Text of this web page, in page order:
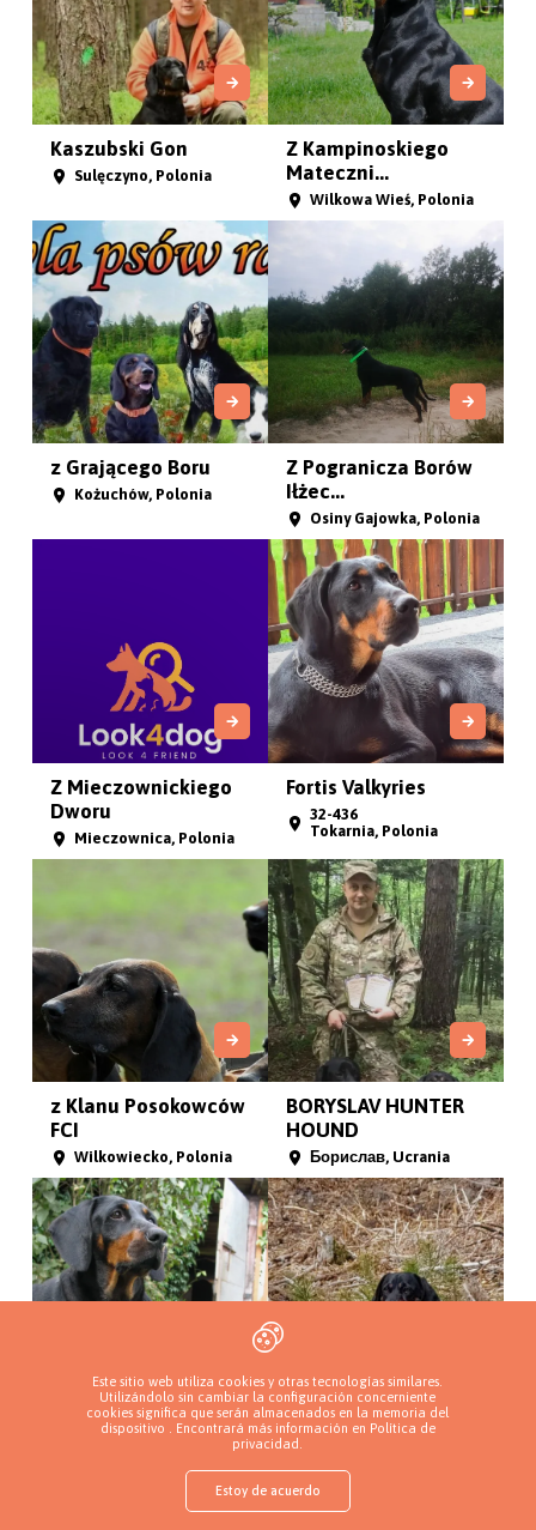
Kaszubski Gon
Sulęczyno, Polonia
Z Kampinoskiego
Mateczni...
Wilkowa Wieś, Polonia
z Grającego Boru
Kożuchów, Polonia
Z Pogranicza Borów
Iłżec...
Osiny Gajowka, Polonia
Z Mieczownickiego
Dworu
Mieczownica, Polonia
Fortis Valkyries
32-436
Tokarnia, Polonia
z Klanu Posokowców
FCI
Wilkowiecko, Polonia
BORYSLAV HUNTER
HOUND
Борислав, Ucrania
Park Welski
Welski, Polonia
Gończy z Pradoliny
Wielkie, Polonia
Encuentra un cachorro Añade un criadero
Este sitio web utiliza cookies y otras tecnologías similares.
Utilizándolo sin cambiar la configuración concerniente
cookies significa que serán almacenados en la memoria del
dispositivo . Encontrará más información en Política de
privacidad
Estoy de acuerdo